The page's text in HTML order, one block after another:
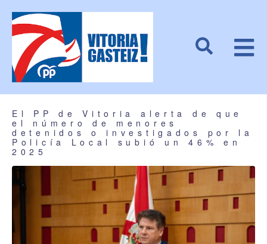
El PP de Vitoria alerta de que
el número de menores
detenidos o investigados por la
Policía Local subió un 46% en
2025